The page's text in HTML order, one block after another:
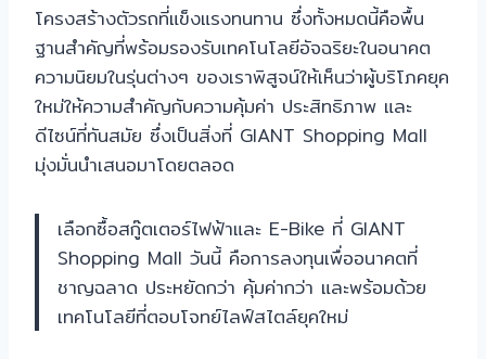
โครงสร้างตัวรถที่แข็งแรงทนทาน ซึ่งทั้งหมดนี้คือพื้น
ฐานสำคัญที่พร้อมรองรับเทคโนโลยีอัจฉริยะในอนาคต
ความนิยมในรุ่นต่างๆ ของเราพิสูจน์ให้เห็นว่าผู้บริโภคยุค
ใหม่ให้ความสำคัญกับความคุ้มค่า ประสิทธิภาพ และ
ดีไซน์ที่ทันสมัย ซึ่งเป็นสิ่งที่ GIANT Shopping Mall
มุ่งมั่นนำเสนอมาโดยตลอด
เลือกซื้อสกู๊ตเตอร์ไฟฟ้าและ E-Bike ที่ GIANT
Shopping Mall วันนี้ คือการลงทุนเพื่ออนาคตที่
ชาญฉลาด ประหยัดกว่า คุ้มค่ากว่า และพร้อมด้วย
เทคโนโลยีที่ตอบโจทย์ไลฟ์สไตล์ยุคใหม่